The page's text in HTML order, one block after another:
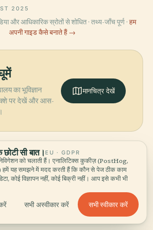
2025
और आधिकारिक स्रोतों से शोधित · तथ्य-जाँच पूर्ण · हम
अपनी गाइड कैसे बनाते हैं →
का भूविज्ञान
पर देखें और आस-
मानचित्र देखें
ओविएदो सिटी.
— कुछ साथ देखने लायक।
PLACE
माफाल्डा की मूर्ति
PLACE
अस्टूरियास का ललित
कला संग्रहालय
सी बात। EU · GDPR
को चलाती हैं। एनालिटिक्स कुकीज़ (PostHog,
यह समझने में मदद करती हैं कि कौन से पेज ठीक काम
कोई विज्ञापन नहीं, कोई बिक्री नहीं। आप इसे कभी भी
सभी अस्वीकार करें सभी स्वीकार करें